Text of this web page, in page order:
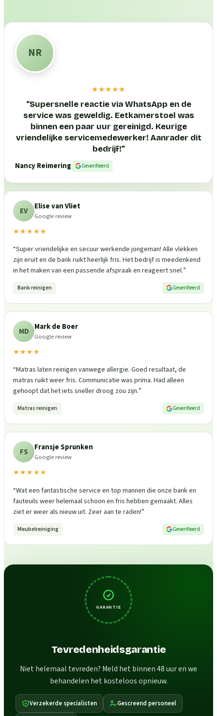
NR
★★★★★
“Supersnelle reactie via WhatsApp en de
service was geweldig. Eetkamerstoel was
binnen een paar uur gereinigd. Keurige
vriendelijke servicemedewerker! Aanrader dit
bedrijf!”
Nancy Reimering
Geverifieerd
EV Elise van Vliet
Google review
★★★★★
“Super vriendelijke en secuur werkende jongeman! Alle vlekken
zijn eruit en de bank ruikt heerlijk fris. Het bedrijf is meedenkend
in het maken van een passende afspraak en reageert snel.”
Bank reinigen Geverifieerd
MD Mark de Boer
Google review
★★★★
“Matras laten reinigen vanwege allergie. Goed resultaat, de
matras ruikt weer fris. Communicatie was prima. Had alleen
gehoopt dat het iets sneller droog zou zijn.”
Matras reinigen Geverifieerd
FS Fransje Sprunken
Google review
★★★★★
“Wat een fantastische service en top mannen die onze bank en
fauteuils weer helemaal schoon en fris hebben gemaakt. Alles
ziet er weer als nieuw uit. Zeer aan te raden!”
Meubelreiniging Geverifieerd
GARANTIE
Tevredenheidsgarantie
Niet helemaal tevreden? Meld het binnen 48 uur en we
behandelen het kosteloos opnieuw.
Verzekerde specialisten Gescreend personeel